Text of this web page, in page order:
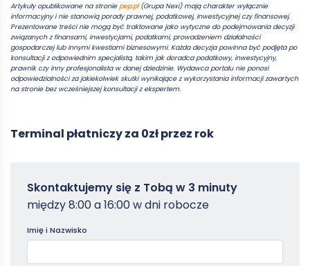
Artykuły opublikowane na stroniepep.pl(Grupa Nexi) mają charakter wyłącznie
informacyjny i nie stanowią porady prawnej, podatkowej, inwestycyjnej czy finansowej.
Prezentowane treści nie mogą być traktowane jako wytyczne do podejmowania decyzji
związanych z finansami, inwestycjami, podatkami, prowadzeniem działalności
gospodarczej lub innymi kwestiami biznesowymi. Każda decyzja powinna być podjęta po
konsultacji z odpowiednim specjalistą, takim jak doradca podatkowy, inwestycyjny,
prawnik czy inny profesjonalista w danej dziedzinie. Wydawca portalu nie ponosi
odpowiedzialności za jakiekolwiek skutki wynikające z wykorzystania informacji zawartych
na stronie bez wcześniejszej konsultacji z ekspertem.
Terminal płatniczy za 0zł przez rok
Zamowterminal
Poradniki
Skontaktujemy się z Tobą w 3 minuty
między 8:00 a 16:00 w dni robocze
Imię i Nazwisko